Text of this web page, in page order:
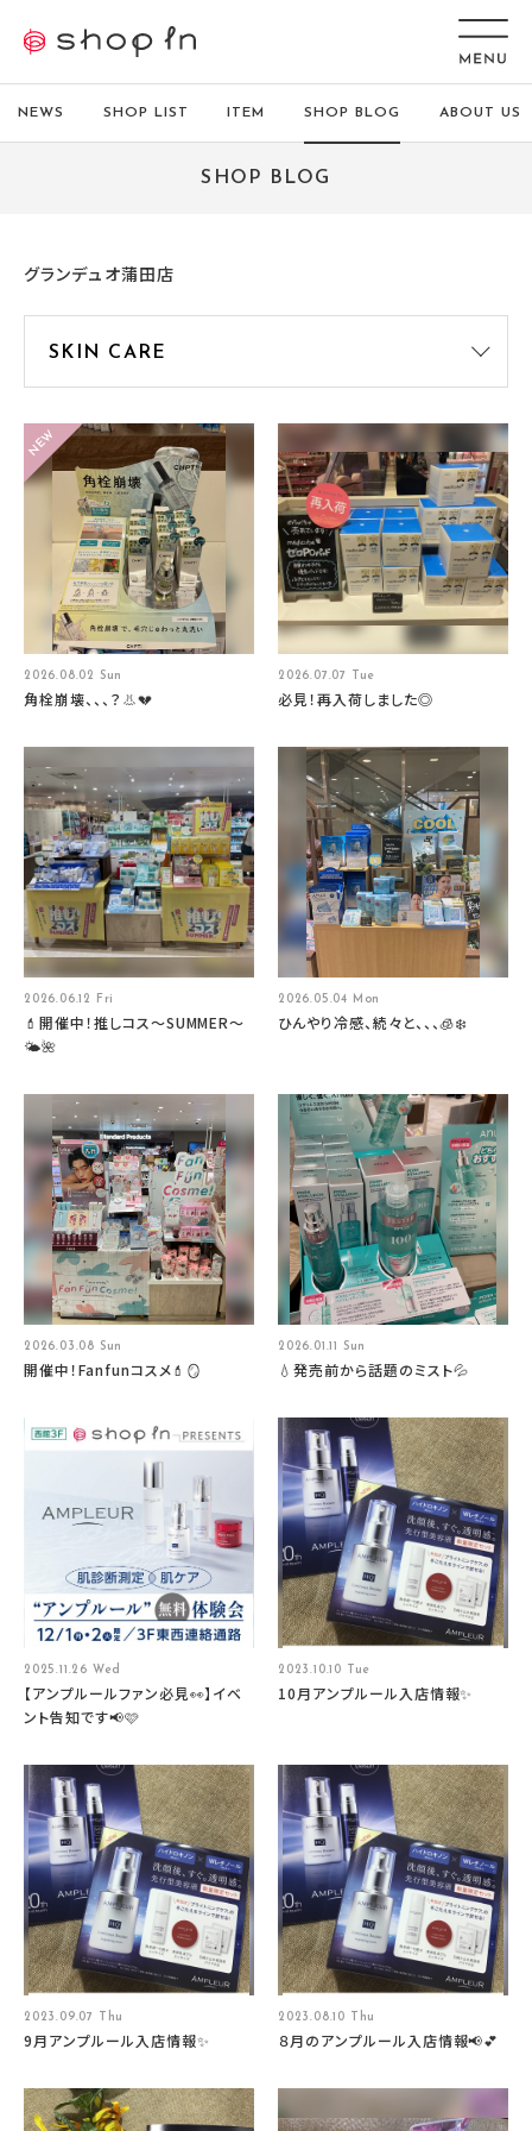
NEWS SHOP LIST ITEM SHOP BLOG ABOUT US
SHOP BLOG
グランデュオ蒲田店
2026.08.02 Sun
角栓崩壊、、、？👃💔
2026.07.07 Tue
必見！再入荷しました◎
2026.06.12 Fri
💄開催中！推しコス〜SUMMER〜
🌤️🌺
2026.05.04 Mon
ひんやり冷感、続々と、、、🧊❄️
2026.03.08 Sun
開催中！Fanfunコスメ💄🪞
2026.01.11 Sun
💧発売前から話題のミスト💦
2025.11.26 Wed
【アンプルールファン必見👀】イベ
ント告知です📢🩷
2023.10.10 Tue
10月アンプルール入店情報✨
2023.09.07 Thu
9月アンプルール入店情報✨
2023.08.10 Thu
８月のアンプルール入店情報📢💕